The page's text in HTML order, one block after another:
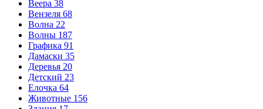
Веера 38
Вензеля 68
Волна 22
Волны 187
Графика 91
Дамаски 35
Деревья 20
Детский 23
Елочка 64
Животные 156